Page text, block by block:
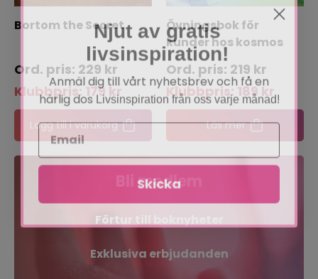
Bortom the Secret
229 kr
Klubbpris: 179 kr
Lägg till i varukorg
Övningsbok för
kunder hos kosmos
219 kr
Klubbpris: 189kr
Läs mer
Bli medlem
Förtur till boknyheter
Exklusiva erbjudanden
Njut av gratis
livsinspiration!
Anmäl dig till vårt nyhetsbrev och få en
härlig dosLivsinspiration från oss varje månad!
Skicka